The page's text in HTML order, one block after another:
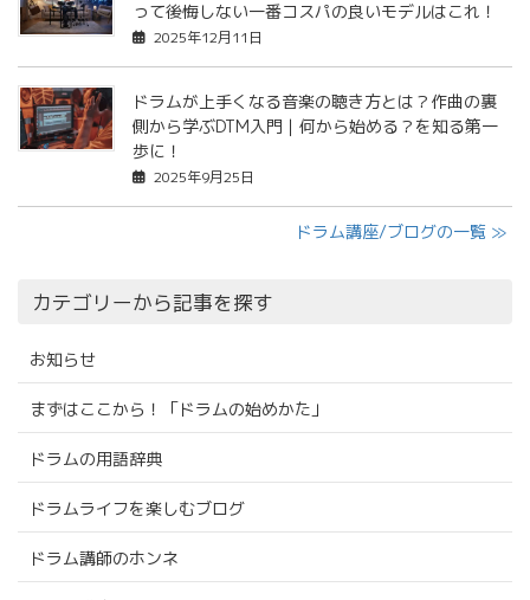
って後悔しない一番コスパの良いモデルはこれ！
2025年12月11日
ドラムが上手くなる音楽の聴き方とは？作曲の裏
側から学ぶDTM入門｜何から始める？を知る第一
歩に！
2025年9月25日
ドラム講座/ブログの一覧 ≫
カテゴリーから記事を探す
お知らせ
まずはここから！「ドラムの始めかた」
ドラムの用語辞典
ドラムライフを楽しむブログ
ドラム講師のホンネ